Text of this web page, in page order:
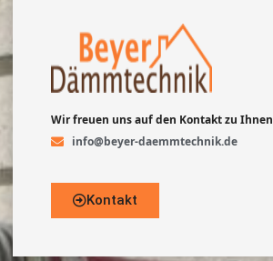
Wir freuen uns auf den Kontakt zu Ihnen
info@beyer-daemmtechnik.de
Kontakt